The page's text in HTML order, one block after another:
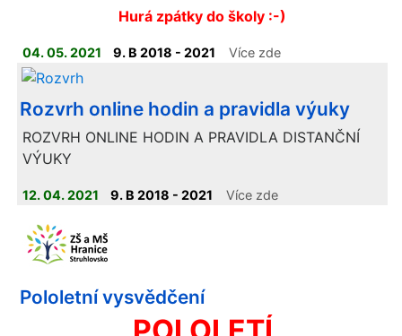
Hurá zpátky do školy :-)
04. 05. 2021 9. B 2018 - 2021 Více zde
Rozvrh online hodin a pravidla výuky
ROZVRH ONLINE HODIN A PRAVIDLA DISTANČNÍ
VÝUKY
12. 04. 2021 9. B 2018 - 2021 Více zde
Pololetní vysvědčení